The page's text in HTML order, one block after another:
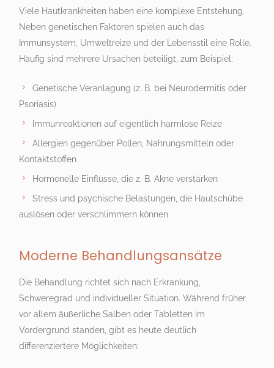
Viele Hautkrankheiten haben eine komplexe Entstehung.
Neben genetischen Faktoren spielen auch das
Immunsystem, Umweltreize und der Lebensstil eine Rolle.
Häufig sind mehrere Ursachen beteiligt, zum Beispiel:
Genetische Veranlagung (z. B. bei Neurodermitis oder
Psoriasis)
Immunreaktionen auf eigentlich harmlose Reize
Allergien gegenüber Pollen, Nahrungsmitteln oder
Kontaktstoffen
Hormonelle Einflüsse, die z. B. Akne verstärken
Stress und psychische Belastungen, die Hautschübe
auslösen oder verschlimmern können
Moderne Behandlungsansätze
Die Behandlung richtet sich nach Erkrankung,
Schweregrad und individueller Situation. Während früher
vor allem äußerliche Salben oder Tabletten im
Vordergrund standen, gibt es heute deutlich
differenziertere Möglichkeiten: